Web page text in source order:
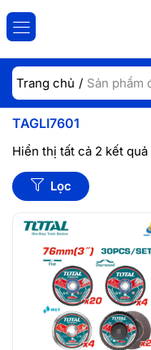
Nhập tài khoản và mật
Lưu đăng nhập
Trang chủ Sản phẩm
TAGLI7601
Hiển thị tất cả 2 kết quả
Lọc